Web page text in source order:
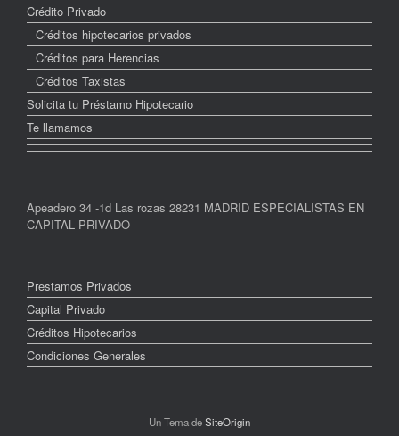
Crédito Privado
Créditos hipotecarios privados
Créditos para Herencias
Créditos Taxistas
Solicita tu Préstamo Hipotecario
Te llamamos
Apeadero 34 -1d Las rozas 28231 MADRID ESPECIALISTAS EN
CAPITAL PRIVADO
Prestamos Privados
Capital Privado
Créditos Hipotecarios
Condiciones Generales
Un Tema deSiteOrigin